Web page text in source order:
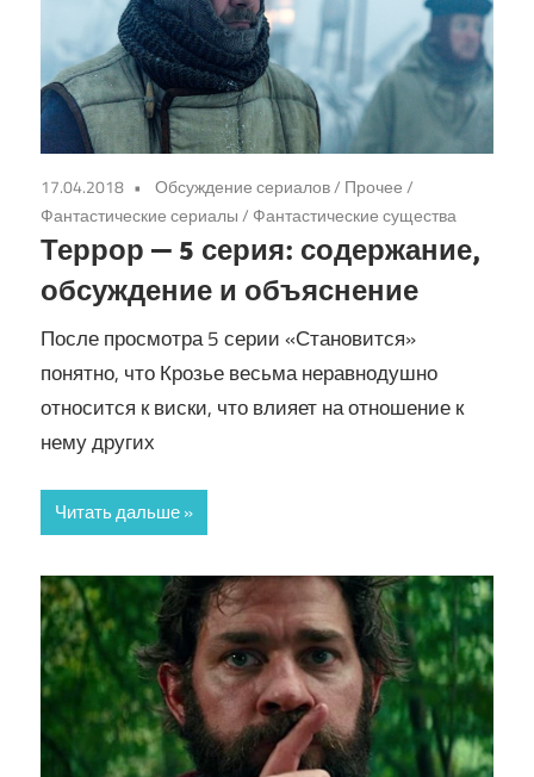
17.04.2018 Обсуждение сериалов/ Прочее/
Фантастические сериалы/ Фантастические существа
Террор — 5 серия: содержание,
обсуждение и объяснение
После просмотра 5 серии «Становится»
понятно, что Крозье весьма неравнодушно
относится к виски, что влияет на отношение к
нему других
Читать дальше